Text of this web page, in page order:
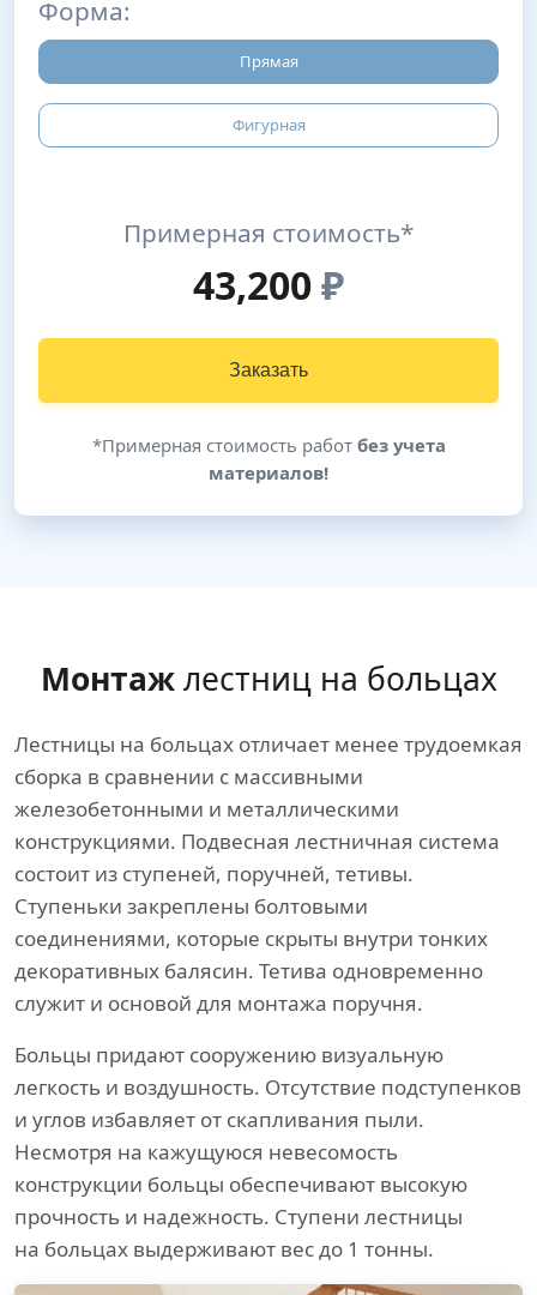
Форма:
Прямая
Фигурная
Примерная стоимость*
43,200₽
Заказать
*Примерная стоимость работ без учета
материалов!
Монтажлестниц на больцах
Лестницы на больцах отличает менее трудоемкая
сборка в сравнении с массивными
железобетонными и металлическими
конструкциями. Подвесная лестничная система
состоит из ступеней, поручней, тетивы.
Ступеньки закреплены болтовыми
соединениями, которые скрыты внутри тонких
декоративных балясин. Тетива одновременно
служит и основой для монтажа поручня.
Больцы придают сооружению визуальную
легкость и воздушность. Отсутствие подступенков
и углов избавляет от скапливания пыли.
Несмотря на кажущуюся невесомость
конструкции больцы обеспечивают высокую
прочность и надежность. Ступени лестницы
на больцах выдерживают вес до 1 тонны.